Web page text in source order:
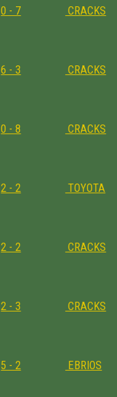
0 - 7 CRACKS
6 - 3 CRACKS
0 - 8 CRACKS
2 - 2 TOYOTA
2 - 2 CRACKS
2 - 3 CRACKS
5 - 2 EBRIOS